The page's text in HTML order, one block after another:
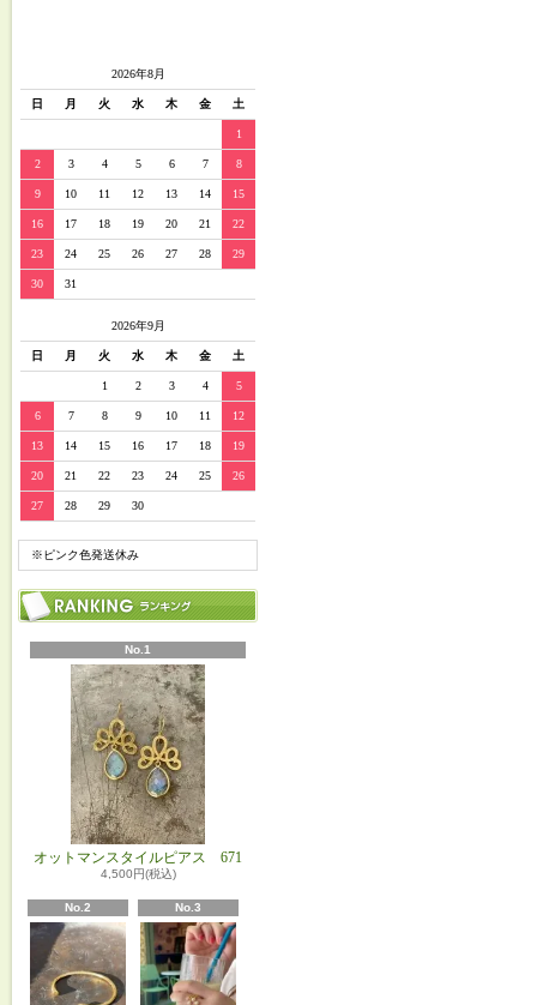
2026年8月
日 月 火 水 木 金 土
1
2 3 4 5 6 7 8
9 10 11 12 13 14 15
16 17 18 19 20 21 22
23 24 25 26 27 28 29
30 31
2026年9月
日 月 火 水 木 金 土
1 2 3 4 5
6 7 8 9 10 11 12
13 14 15 16 17 18 19
20 21 22 23 24 25 26
27 28 29 30
※ピンク色発送休み
No.1
オットマンスタイルピアス 671
4,500円(税込)
No.2 No.3